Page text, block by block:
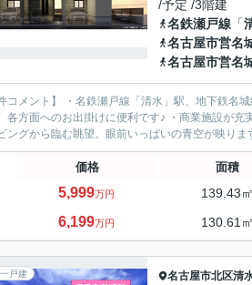
/予定 /3階建
名鉄瀬戸線 「
名古屋市営名
名古屋市営名
コメント】 ・名鉄瀬戸線「清水」駅、地下鉄名
各方面へのお出掛けに便利です♪ ・商業施設が
ングから臨む眺望。眼前いっぱいの青空が映り
価格 面積
5,999万円 139.43㎡
6,199万円 130.61㎡
戸建 名古屋市北区清